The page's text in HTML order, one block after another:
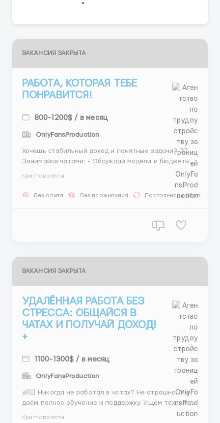
ВАКАНСИЯ ЗАКРЫТА
РАБОТА, КОТОРАЯ ТЕБЕ
ПОНРАВИТСЯ!
800-1200$ / в месяц
OnlyFansProduction
Хочешь стабильный доход и понятные задачи? 🙋‍♂️
Занимайся чатами: - Обсуждай модели и бюджеты с
гарантируем — личные аккаунты не трогаем! 🚫 🔥
Криптовалюты
Без опыта Без проживания Постоянная работа
ВАКАНСИЯ ЗАКРЫТА
УДАЛЁННАЯ РАБОТА БЕЗ
СТРЕССА: ОБЩАЙСЯ В
ЧАТАХ И ПОЛУЧАЙ ДОХОД!
+
1100-1300$ / в месяц
OnlyFansProduction
👶🏻 Никогда не работал в чатах? Не страшно. Мы
даём полное обучение и поддержку. Ищем тех, кто
готов учиться, не боится писать первым и хочет
Криптовалюты